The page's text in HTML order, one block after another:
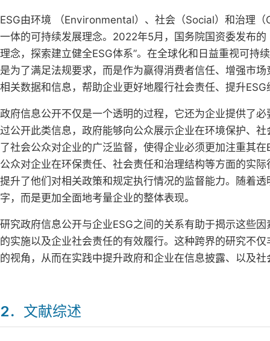
ESG由环境 （Environmental）、社会（Social）和治理
一体的可持续发展理念。2022年5月，国务院国资委发布
理念，探索建立健全ESG体系”。在全球化和日益重视可持
是为了满足法规要求，而是作为赢得消费者信任、增强市
相关数据和信息，帮助企业更好地履行社会责任、提升
政府信息公开不仅是一个透明的过程，它还为企业提供了
过公开此类信息，政府能够向公众展示企业在环境保护、
了社会公众对企业的广泛监督，使得企业必须更加注重其
公众对企业在环保责任、社会责任和治理结构等方面的实
提升了他们对相关政策和规定执行情况的监督能力。随着
字，而是更加全面地考量企业的整体表现。
研究政府信息公开与企业ESG之间的关系有助于揭示这些
的实施以及企业社会责任的有效履行。这种跨界的研究不
的视角，从而在实践中提升政府和企业在信息披露、以及
2．文献综述